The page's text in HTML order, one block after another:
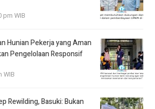
pm WIB
Hunian Pekerja yang Aman
Pengelolaan Responsif
WIB
Rewilding, Basuki: Bukan